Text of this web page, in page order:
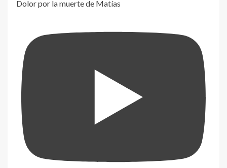
Dolor por la muerte de Matías